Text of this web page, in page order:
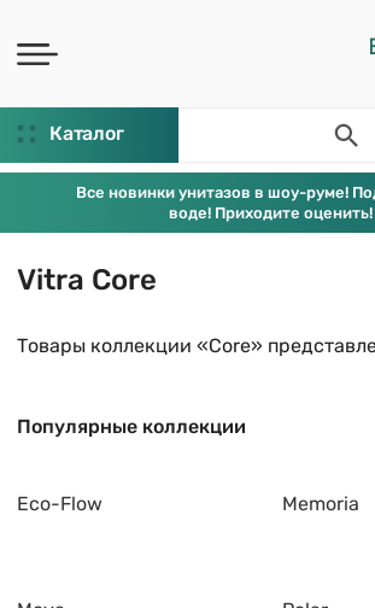
Каталог
Все новинки унитазов в шоу-руме!
воде! Приходите оценить!
Vitra Core
Товары коллекции «Core»
Популярные коллекции
Eco-Flow Memoria